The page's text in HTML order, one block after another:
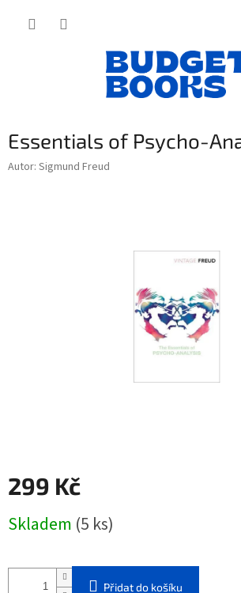
Essentials of Psycho-
Autor: Sigmund Freud
299 Kč
cena:
Skladem (5 ks)
Přidat do košíku